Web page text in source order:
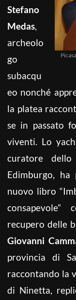
Picasa
Stefano
Medas,
archeolo
go
subacqu
eo nonché
la platea
se in passato
viventi. Lo
curatore dello
Edimburgo,
nuovo libro
recupero delle
Giovanni
provincia di
raccontando la
di Ninetta,